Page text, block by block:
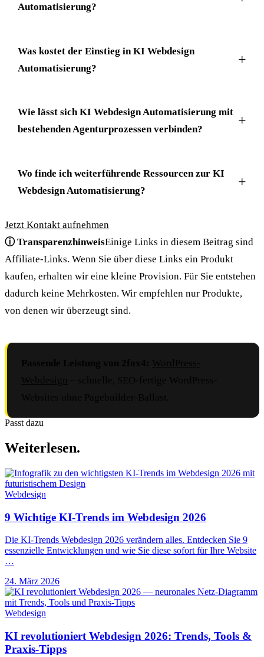
Automatisierung?
Was kostet der Einstieg in KI Webdesign
Automatisierung?
Wie lässt sich KI Webdesign Automatisierung mit
bestehenden Agenturprozessen verbinden?
Wo finde ich weiterführende Ressourcen zur KI
Webdesign Automatisierung?
Jetzt Kontakt aufnehmen
ⓘ TransparenzhinweisEinige Links in diesem Beitrag sind
Affiliate-Links. Wenn Sie über diese Links ein Produkt
kaufen, erhalten wir eine kleine Provision. Für Sie entstehen
dadurch keine Mehrkosten. Wir empfehlen nur Produkte,
von denen wir überzeugt sind.
Passt dazu
Weiterlesen.
Webdesign
9 Wichtige KI-Trends im Webdesign 2026
Die KI-Trends Webdesign 2026 verändern alles. Entdecken Sie 9
essenzielle Entwicklungen und wie Sie diese sofort für Ihre Website
…
24. März 2026
Webdesign
KI revolutioniert Webdesign 2026: Trends, Tools &
Praxis-Tipps